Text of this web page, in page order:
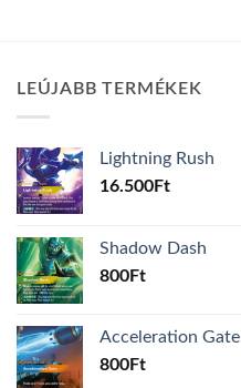
LEÚJABB TERMÉKEK
Lightning Rush
16.500Ft
Shadow Dash
800Ft
Acceleration Gate
800Ft